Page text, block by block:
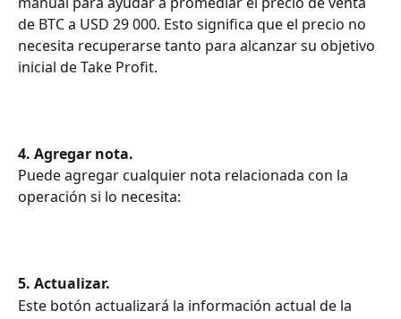
de BTC a USD 29 000. Esto significa que el precio no
necesita recuperarse tanto para alcanzar su objetivo
inicial de Take Profit.
4. Agregar nota.
Puede agregar cualquier nota relacionada con la
operación si lo necesita:
5. Actualizar.
Este botón actualizará la información actual de la